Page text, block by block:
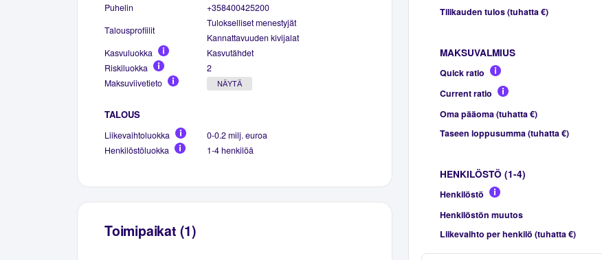
Puhelin
+358400425200
Talousprofiilit
Tulokselliset menestyjät
Kannattavuuden kivijalat
Kasvuluokka
Kasvutähdet
Riskiluokka
2
Maksuviivetieto
NÄYTÄ
TALOUS
Liikevaihtoluokka
0-0.2 milj. euroa
Henkilöstöluokka
1-4 henkilöä
Toimipaikat (1)
Tilikauden tulos (tuhatta €)
MAKSUVALMIUS
Quick ratio
Current ratio
Oma pääoma (tuhatta €)
Taseen loppusumma (tuhatta €)
HENKILÖSTÖ (1-4)
Henkilöstö
Henkilöstön muutos
Liikevaihto per henkilö (tuhatta €)